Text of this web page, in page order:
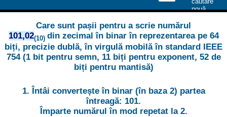
Care sunt pașii pentru a scrie numărul
101,02(10) din zecimal în binar în reprezentarea pe 64
biți, precizie dublă, în virgulă mobilă în standard IEEE
754 (1 bit pentru semn, 11 biți pentru exponent, 52 de
biți pentru mantisă)
1. Întâi convertește în binar (în baza 2) partea
întreagă: 101.
Împarte numărul în mod repetat la 2.